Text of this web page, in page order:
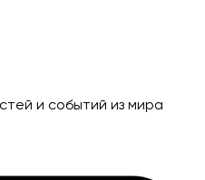
и событий из мира